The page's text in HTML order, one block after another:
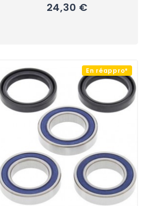
24,30 €
En réappro*